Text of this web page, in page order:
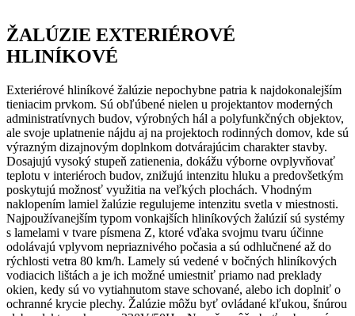
ŽALÚZIE EXTERIÉROVÉ
HLINÍKOVÉ
Exteriérové hliníkové žalúzie nepochybne patria k najdokonalejším
tieniacim prvkom. Sú obľúbené nielen u projektantov moderných
administratívnych budov, výrobných hál a polyfunkčných objektov,
ale svoje uplatnenie nájdu aj na projektoch rodinných domov, kde sú
výrazným dizajnovým doplnkom dotvárajúcim charakter stavby.
Dosajujú vysoký stupeň zatienenia, dokážu výborne ovplyvňovať
teplotu v interiéroch budov, znižujú intenzitu hluku a predovšetkým
poskytujú možnosť využitia na veľkých plochách. Vhodným
naklopením lamiel žalúzie regulujeme intenzitu svetla v miestnosti.
Najpoužívanejším typom vonkajších hliníkových žalúzií sú systémy
s lamelami v tvare písmena Z, ktoré vďaka svojmu tvaru účinne
odolávajú vplyvom nepriaznivého počasia a sú odhlučnené až do
rýchlosti vetra 80 km/h. Lamely sú vedené v bočných hliníkových
vodiacich lištách a je ich možné umiestniť priamo nad preklady
okien, kedy sú vo vytiahnutom stave schované, alebo ich doplniť o
ochranné krycie plechy. Žalúzie môžu byť ovládané kľukou, šnúrou